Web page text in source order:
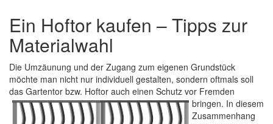
Ein Hoftor kaufen – Tipps zur
Materialwahl
Die Umzäunung und der Zugang zum eigenen Grundstück
möchte man nicht nur individuell gestalten, sondern oftmals soll
das Gartentor bzw. Hoftor auch einen Schutz vor Fremden
bringen. In diesem
Zusammenhang